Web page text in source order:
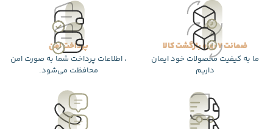
ضمانت 7 روزه بازگشت کالا
ما به کیفیت محصولات خود ایمان
داریم
پرداخت امن
، اطلاعات پرداخت شما به صورت امن
محافظت می‌شود.